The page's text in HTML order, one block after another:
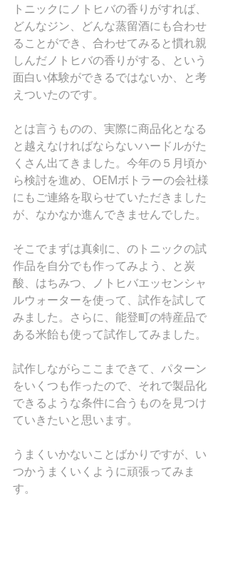
トニックにノトヒバの香りがすれば、
どんなジン、どんな蒸留酒にも合わせ
ることができ、合わせてみると慣れ親
しんだノトヒバの香りがする、という
面白い体験ができるではないか、と考
えついたのです。
とは言うものの、実際に商品化となる
と越えなければならないハードルがた
くさん出てきました。今年の５月頃か
ら検討を進め、OEMボトラーの会社様
にもご連絡を取らせていただきました
が、なかなか進んできませんでした。
そこでまずは真剣に、のトニックの試
作品を自分でも作ってみよう、と炭
酸、はちみつ、ノトヒバエッセンシャ
ルウォーターを使って、試作を試して
みました。さらに、能登町の特産品で
ある米飴も使って試作してみました。
試作しながらここまできて、パターン
をいくつも作ったので、それで製品化
できるような条件に合うものを見つけ
ていきたいと思います。
うまくいかないことばかりですが、い
つかうまくいくように頑張ってみま
す。